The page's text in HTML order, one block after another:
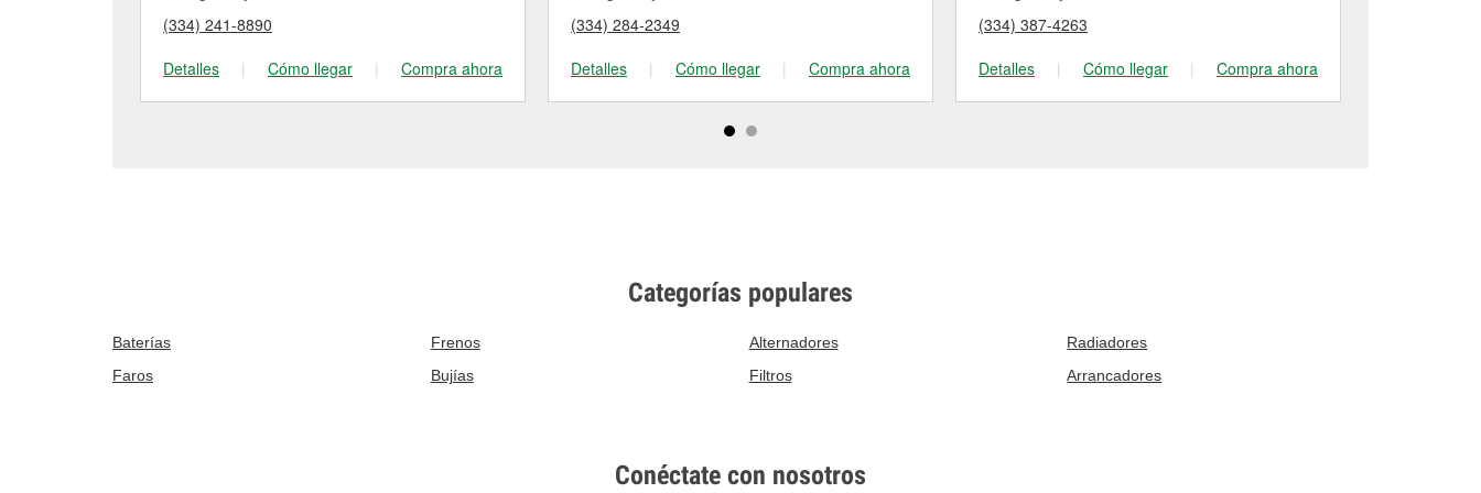
(334) 241-8890
Detalles
| Cómo llegar | Compra ahora
(334) 284-2349
Detalles
| Cómo llegar | Compra ahora
(334) 387-4263
Detalles
| Cómo llegar | Compra ahora
Categorías populares
Baterías Frenos Alternadores
Radiadores
Faros
Bujías Filtros Arrancadores
Conéctate con nosotros